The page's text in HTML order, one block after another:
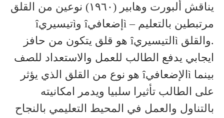
يناقش ألبورت وهابير (١٩٦٠) نوعين من القلق
مرتبطين بالتعليم – ìإضعافيî وìتيسيريî
.والقلق ìالتيسيريî هو قلق يتكون من حافز
ايجابي يدفع الطالب للعمل والاستعداد للصف
بينما ìالإضعافيî هو نوع من القلق الذي يؤثر
على الطالب تأثيرا سلبيا ويدمر امكانيته
بالتناول والعمل في المحيط التعليمي بالنجاح